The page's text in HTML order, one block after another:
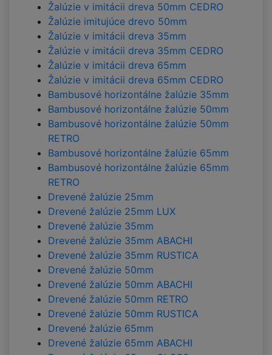
Žalúzie v imitácii dreva 50mm CEDRO
Žalúzie imitujúce drevo 50mm
Žalúzie v imitácii dreva 35mm
Žalúzie v imitácii dreva 35mm CEDRO
Žalúzie v imitácii dreva 65mm
Žalúzie v imitácii dreva 65mm CEDRO
Bambusové horizontálne žalúzie 35mm
Bambusové horizontálne žalúzie 50mm
Bambusové horizontálne žalúzie 50mm
RETRO
Bambusové horizontálne žalúzie 65mm
Bambusové horizontálne žalúzie 65mm
RETRO
Drevené žalúzie 25mm
Drevené žalúzie 25mm LUX
Drevené žalúzie 35mm
Drevené žalúzie 35mm ABACHI
Drevené žalúzie 35mm RUSTICA
Drevené žalúzie 50mm
Drevené žalúzie 50mm ABACHI
Drevené žalúzie 50mm RETRO
Drevené žalúzie 50mm RUSTICA
Drevené žalúzie 65mm
Drevené žalúzie 65mm ABACHI